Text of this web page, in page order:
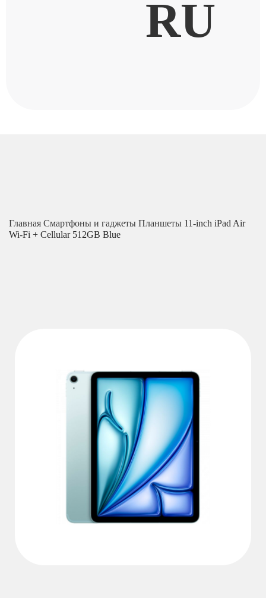
RU
Главная Смартфоны и гаджеты Планшеты 11-inch iPad Air
Wi-Fi + Cellular 512GB Blue